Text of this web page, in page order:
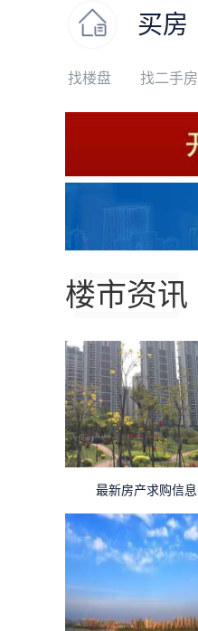
买房
找楼盘 找二手房
楼市资讯
最新房产求购信息